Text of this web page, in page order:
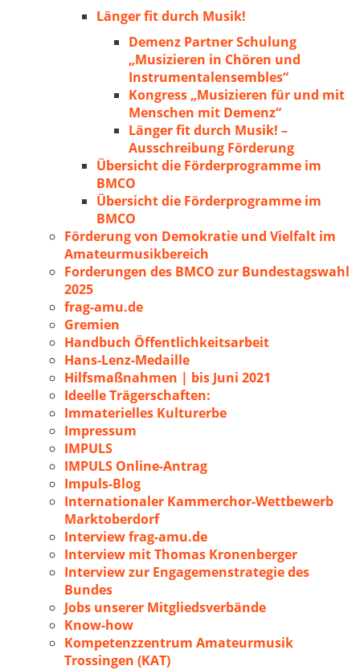
Länger fit durch Musik!
Demenz Partner Schulung
„Musizieren in Chören und
Instrumentalensembles“
Kongress „Musizieren für und mit
Menschen mit Demenz“
Länger fit durch Musik! –
Ausschreibung Förderung
Übersicht die Förderprogramme im
BMCO
Übersicht die Förderprogramme im
BMCO
Förderung von Demokratie und Vielfalt im
Amateurmusikbereich
Forderungen des BMCO zur Bundestagswahl
2025
frag-amu.de
Gremien
Handbuch Öffentlichkeitsarbeit
Hans-Lenz-Medaille
Hilfsmaßnahmen | bis Juni 2021
Ideelle Trägerschaften:
Immaterielles Kulturerbe
Impressum
IMPULS
IMPULS Online-Antrag
Impuls-Blog
Internationaler Kammerchor-Wettbewerb
Marktoberdorf
Interview frag-amu.de
Interview mit Thomas Kronenberger
Interview zur Engagemenstrategie des
Bundes
Jobs unserer Mitgliedsverbände
Know-how
Kompetenzzentrum Amateurmusik
Trossingen (KAT)